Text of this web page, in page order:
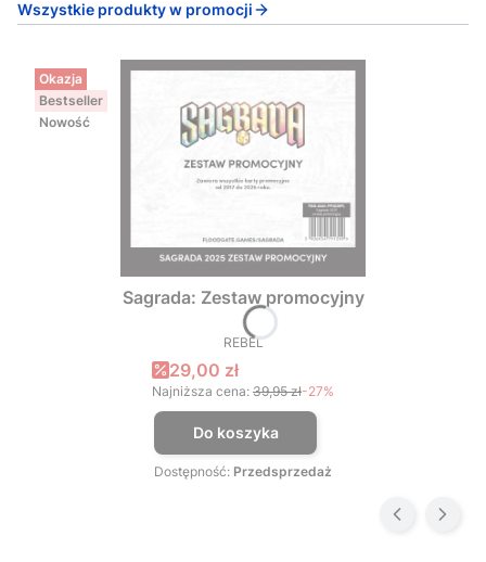
Wszystkie produkty w promocji
Okazja
Bestseller
Nowość
Sagrada: Zestaw promocyjny
PRODUCENT
REBEL
Cena promocyjna
29,00 zł
Najniższa cena: 39,95 zł-27%
Do koszyka
Dostępność: Przedsprzedaż